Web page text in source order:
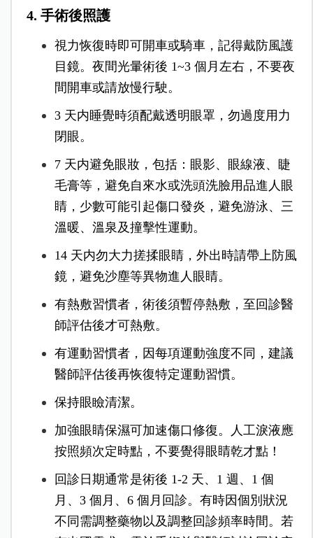
4. 手術後照護
視力恢復時即可開車或騎車，記得戴防風護
目鏡。夜間光暈術後 1~3 個月左右，不要夜
間開車或請放慢行駛。
3 天内睡覺時須配戴透明眼罩，勿過度用力
閉眼。
7 天内避免眼妝，包括：眼影、眼線液、睫
毛膏等，避免自來水或洗頭洗臉用品進人眼
睛，少數可能引起傷口發炎，避免游泳、三
溫暖、溫泉及撞擊性運動。
14 天内勿大力搓揉眼睛，外出時請帶上防風
鏡，避免沙塵等異物進人眼睛。
有熱敷習慣者，術後須暫停熱敷，至回診醫
師評估後才可熱敷。
有運動習慣者，因每項運動強度不同，建議
醫師評估後再恢復特定運動習慣。
保持眼瞼清潔。
加強眼睛保濕可加速傷口修復。人工淚液應
按照頻次定時點，不要覺得眼睛乾才點！
回診日期通常是術後 1-2 天、1 週、1 個
月、3 個月、6 個月回診。有時因個別狀況
不同需調整藥物以及調整回診頻率時間。若